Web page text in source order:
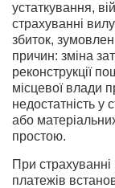
устаткування,
страхуванні
збиток,
причин: зміна
реконструкції
місцевої влади
недостатність у
або
простою.
При страхуванні
платежів